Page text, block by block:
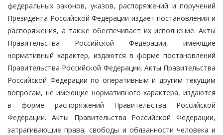
федеральных законов, указов, распоряжений и поручений
Президента Российской Федерации издает постановления и
распоряжения, а также обеспечивает их исполнение. Акты
Правительства Российской Федерации, имеющие
нормативный характер, издаются в форме постановлений
Правительства Российской Федерации. Акты Правительства
Российской Федерации по оперативным и другим текущим
вопросам, не имеющие нормативного характера, издаются
в форме распоряжений Правительства Российской
Федерации. Акты Правительства Российской Федерации,
затрагивающие права, свободы и обязанности человека и